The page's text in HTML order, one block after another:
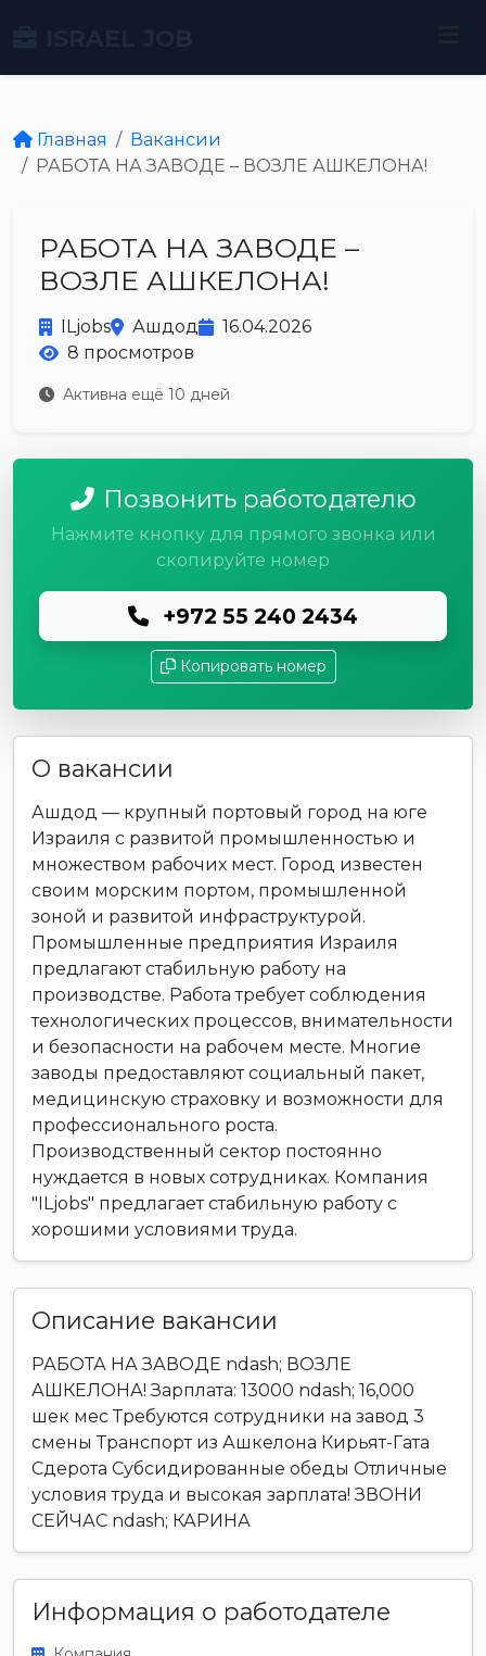
Главная
Вакансии
РАБОТА НА ЗАВОДЕ – ВОЗЛЕ АШКЕЛОНА!
РАБОТА НА ЗАВОДЕ –
ВОЗЛЕ АШКЕЛОНА!
ILjobs Ашдод
16.04.2026
8 просмотров
Активна ещё 10 дней
Позвонить работодателю
Нажмите кнопку для прямого звонка или
скопируйте номер
+972 55 240 2434
Копировать номер
О вакансии
Ашдод — крупный портовый город на юге
Израиля с развитой промышленностью и
множеством рабочих мест. Город известен
своим морским портом, промышленной
зоной и развитой инфраструктурой.
Промышленные предприятия Израиля
предлагают стабильную работу на
производстве. Работа требует соблюдения
технологических процессов, внимательности
и безопасности на рабочем месте. Многие
заводы предоставляют социальный пакет,
медицинскую страховку и возможности для
профессионального роста.
Производственный сектор постоянно
нуждается в новых сотрудниках. Компания
"ILjobs" предлагает стабильную работу с
хорошими условиями труда.
Описание вакансии
РАБОТА НА ЗАВОДЕ ndash; ВОЗЛЕ
АШКЕЛОНА! Зарплата: 13000 ndash; 16,000
шек мес Требуются сотрудники на завод 3
смены Транспорт из Ашкелона Кирьят-Гата
Сдерота Субсидированные обеды Отличные
условия труда и высокая зарплата! ЗВОНИ
СЕЙЧАС ndash; КАРИНА
Информация о работодателе